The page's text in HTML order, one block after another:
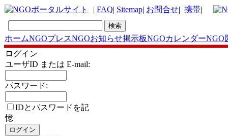
| FAQ| Sitemap| お問合せ| 携帯|
ホームNGOプレスNGOお知らせ掲示板NGOカレンダーNGO
ログイン
ユーザID または E-mail:
パスワード:
IDとパスワードを記
憶